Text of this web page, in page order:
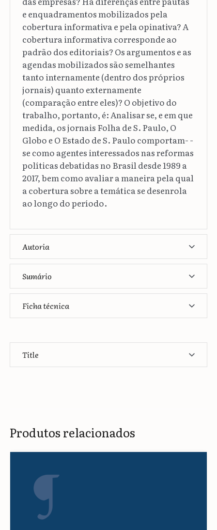
e enquadramentos mobilizados pela
cobertura informativa e pela opinativa? A
cobertura informativa corresponde ao
padrão dos editoriais? Os argumentos e as
agendas mobilizados são semelhantes
tanto internamente (dentro dos próprios
jornais) quanto externamente
(comparação entre eles)? O objetivo do
trabalho, portanto, é: Analisar se, e em que
medida, os jornais Folha de S. Paulo, O
Globo e O Estado de S. Paulo comportam- -
se como agentes interessados nas reformas
políticas debatidas no Brasil desde 1989 a
2017, bem como avaliar a maneira pela qual
a cobertura sobre a temática se desenrola
ao longo do período.
Autoria
Sumário
Ficha técnica
Title
Produtos relacionados